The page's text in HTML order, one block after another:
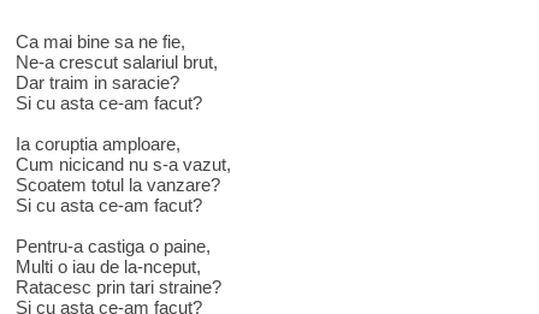
Ca mai bine sa ne fie,
Ne-a crescut salariul brut,
Dar traim in saracie?
Si cu asta ce-am facut?
Ia coruptia amploare,
Cum nicicand nu s-a vazut,
Scoatem totul la vanzare?
Si cu asta ce-am facut?
Pentru-a castiga o paine,
Multi o iau de la-nceput,
Ratacesc prin tari straine?
Si cu asta ce-am facut?